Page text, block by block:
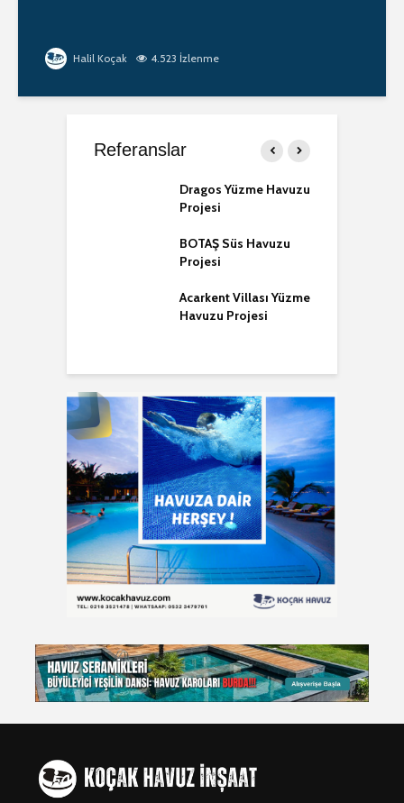
Halil Koçak 4.523 İzlenme
Referanslar
Dragos Yüzme Havuzu
Projesi
BOTAŞ Süs Havuzu
Projesi
Acarkent Villası Yüzme
Havuzu Projesi